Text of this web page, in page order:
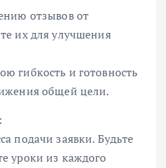
отзывов от
их для улучшения
гибкость и готовность
общей цели.
подачи заявки. Будьте
уроки из каждого